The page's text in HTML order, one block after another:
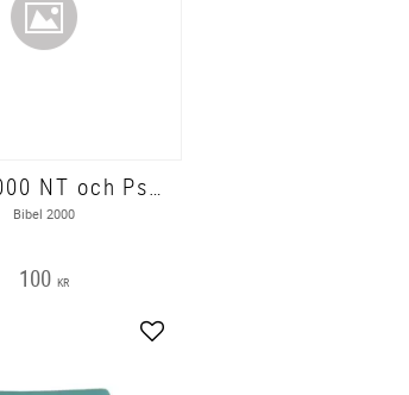
Bibel 2000 NT och Psaltaren, storstil, vinröd, hårdpärm, guldsnitt, 245x170x18 mm
Bibel 2000
100 KR
Lägg till i favoriter